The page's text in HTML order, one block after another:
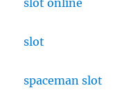
slot online
slot
spaceman slot